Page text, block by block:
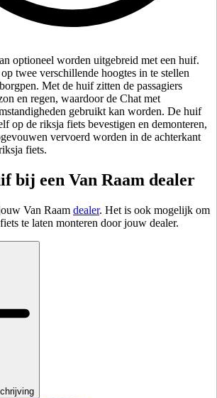
optioneel worden uitgebreid met een huif.
twee verschillende hoogtes in te stellen
Met de huif zitten de passagiers
en regen, waardoor de Chat met
gebruikt kan worden. De huif
op de riksja fiets bevestigen en demonteren,
vervoerd worden in de achterkant
fiets.
bij een Van Raam dealer
Van Raam dealer. Het is ook mogelijk om
te laten monteren door jouw dealer.